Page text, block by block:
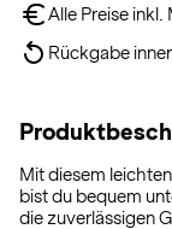
Alle Preise inkl.
Rückgabe
Mit diesem
bist du bequem
die zuverlässigen